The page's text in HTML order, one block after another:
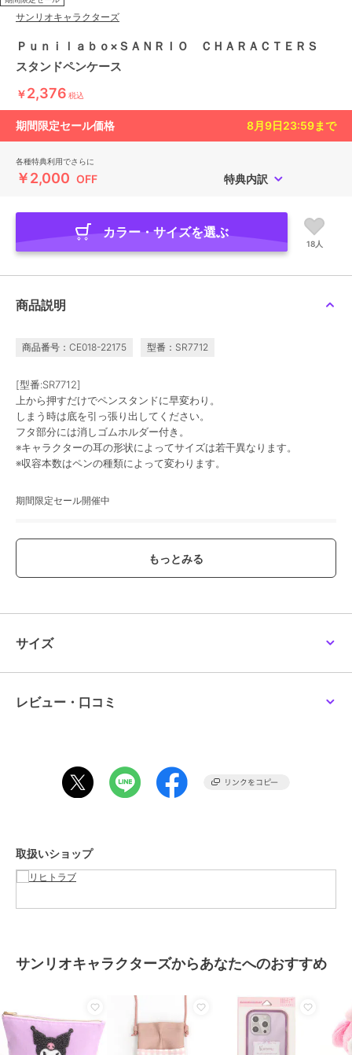
サンリオキャラクターズ
Ｐｕｎｉｌａｂｏ×ＳＡＮＲＩＯ ＣＨＡＲＡＣＴＥＲＳ
スタンドペンケース
￥2,376 税込
期間限定セール価格 8月9日23:59まで
各種特典利用でさらに
￥2,000 OFF 特典内訳
カラー・サイズを選ぶ
18人
商品説明
商品番号：CE018-22175 型番：SR7712
[型番:SR7712]
上から押すだけでペンスタンドに早変わり。
しまう時は底を引っ張り出してください。
フタ部分には消しゴムホルダー付き。
※キャラクターの耳の形状によってサイズは若干異なります。
※収容本数はペンの種類によって変わります。
期間限定セール開催中
ブランド サンリオキャラクターズ
リヒトラブ
ロディ、１０６ハンギョドン、１
中国
サイズ
レビュー・口コミ
取扱いショップ
サンリオキャラクターズからあなたへのおすすめ